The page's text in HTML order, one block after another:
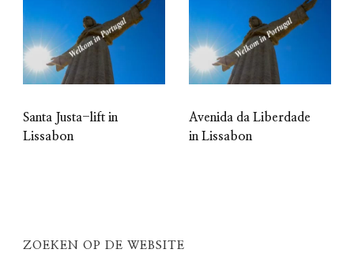
Santa Justa-lift in
Lissabon
Avenida da Liberdade
in Lissabon
ZOEKEN OP DE WEBSITE